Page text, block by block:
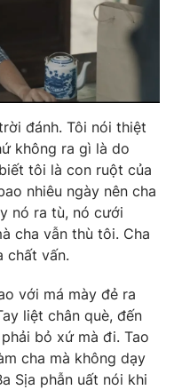
đánh. Tôi nói thiệt
không ra gì là do
tôi là con ruột của
nhiêu ngày nên cha
nó ra tù, nó cưới
cha vẫn thù tôi. Cha
chất vấn.
với má mày đẻ ra
liệt chân què, đến
bỏ xứ mà đi. Tao
cha mà không dạy
Sịa phẫn uất nói khi